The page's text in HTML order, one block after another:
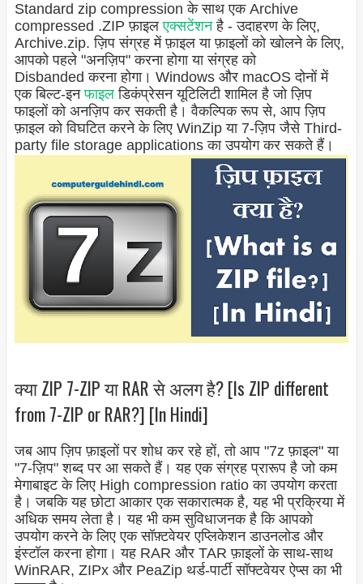
Standard zip compression के साथ एक Archive
compressed .ZIP फ़ाइलएक्सटेंशनहै - उदाहरण के लिए,
Archive.zip. ज़िप संग्रह में फ़ाइल या फ़ाइलों को खोलने के लिए,
आपको पहले "अनज़िप" करना होगा या संग्रह को
Disbanded करना होगा। Windows और macOS दोनों में
एक बिल्ट-इनफाइलडिकंप्रेसन यूटिलिटी शामिल है जो ज़िप
फाइलों को अनज़िप कर सकती है। वैकल्पिक रूप से, आप ज़िप
फ़ाइल को विघटित करने के लिए WinZip या 7-ज़िप जैसे Third-
party file storage applications का उपयोग कर सकते हैं।
क्या ZIP 7-ZIP या RAR से अलग है? [Is ZIP different
from 7-ZIP or RAR?] [In Hindi]
जब आप ज़िप फ़ाइलों पर शोध कर रहे हों, तो आप "7z फ़ाइल" या
"7-ज़िप" शब्द पर आ सकते हैं। यह एक संग्रह प्रारूप है जो कम
मेगाबाइट के लिए High compression ratio का उपयोग करता
है। जबकि यह छोटा आकार एक सकारात्मक है, यह भी प्रक्रिया में
अधिक समय लेता है। यह भी कम सुविधाजनक है कि आपको
उपयोग करने के लिए एक सॉफ़्टवेयर एप्लिकेशन डाउनलोड और
इंस्टॉल करना होगा। यह RAR और TAR फ़ाइलों के साथ-साथ
WinRAR, ZIPx और PeaZip थर्ड-पार्टी सॉफ्टवेयर ऐप्स का भी